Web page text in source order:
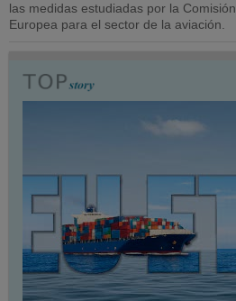
las medidas estudiadas por la Comisión
Europea para el sector de la aviación.